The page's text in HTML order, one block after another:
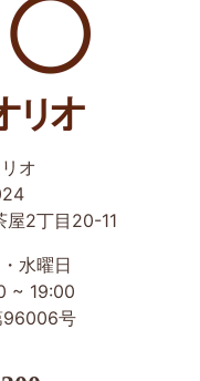
社Orio
オ
屋2丁目20-11
水曜日
~ 19:00
96006号